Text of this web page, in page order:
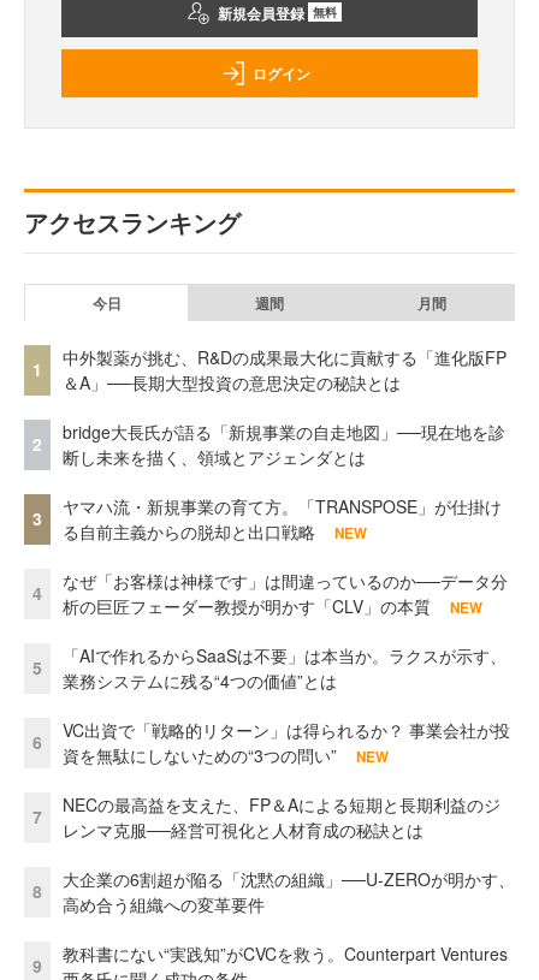
新規会員登録 無料
ログイン
アクセスランキング
今日 週間 月間
1
中外製薬が挑む、R&Dの成果最大化に貢献する「進化版FP
＆A」──長期大型投資の意思決定の秘訣とは
2
bridge大長氏が語る「新規事業の自走地図」──現在地を診
断し未来を描く、領域とアジェンダとは
3
ヤマハ流・新規事業の育て方。「TRANSPOSE」が仕掛け
る自前主義からの脱却と出口戦略
NEW
4
なぜ「お客様は神様です」は間違っているのか──データ分
析の巨匠フェーダー教授が明かす「CLV」の本質
NEW
5
「AIで作れるからSaaSは不要」は本当か。ラクスが示す、
業務システムに残る“4つの価値”とは
6
VC出資で「戦略的リターン」は得られるか？ 事業会社が投
資を無駄にしないための“3つの問い”
NEW
7
NECの最高益を支えた、FP＆Aによる短期と長期利益のジ
レンマ克服──経営可視化と人材育成の秘訣とは
8
大企業の6割超が陥る「沈黙の組織」──U-ZEROが明かす、
高め合う組織への変革要件
9
教科書にない“実践知”がCVCを救う。Counterpart Ventures